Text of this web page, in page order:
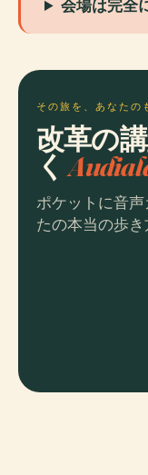
会場は完全
その旅を、あなたの
改革の
く
ポケットに音
たの本当の歩き